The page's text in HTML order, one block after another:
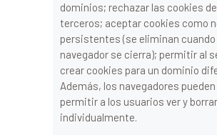
dominios; rechazar las cookies de
terceros; aceptar cookies como
persistentes (se eliminan cuando
navegador se cierra); permitir al
crear cookies para un dominio
Además, los navegadores
permitir a los usuarios ver y
individualmente.